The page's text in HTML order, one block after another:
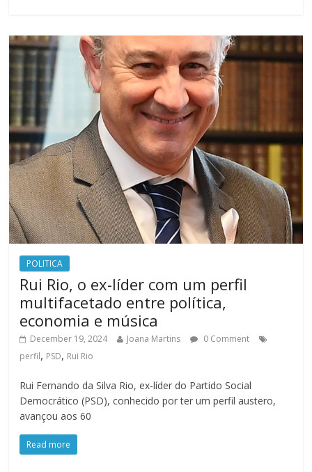
POLITICA
Rui Rio, o ex-líder com um perfil
multifacetado entre política,
economia e música
December 19, 2024 Joana Martins
0 Comment
perfil, PSD, Rui Rio
Rui Fernando da Silva Rio, ex-líder do Partido Social
Democrático (PSD), conhecido por ter um perfil austero,
avançou aos 60
Read more